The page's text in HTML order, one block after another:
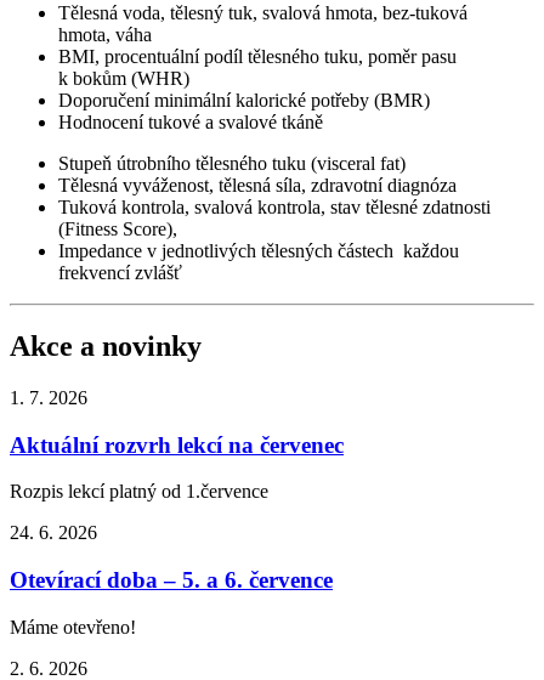
Tělesná voda, tělesný tuk, svalová hmota, bez-tuková
hmota, váha
BMI, procentuální podíl tělesného tuku, poměr pasu
k bokům (WHR)
Doporučení minimální kalorické potřeby (BMR)
Hodnocení tukové a svalové tkáně
Stupeň útrobního tělesného tuku (visceral fat)
Tělesná vyváženost, tělesná síla, zdravotní diagnóza
Tuková kontrola, svalová kontrola, stav tělesné zdatnosti
(Fitness Score),
Impedance v jednotlivých tělesných částech každou
frekvencí zvlášť
Akce a novinky
1. 7. 2026
Aktuální rozvrh lekcí na červenec
Rozpis lekcí platný od 1.července
24. 6. 2026
Otevírací doba – 5. a 6. července
Máme otevřeno!
2. 6. 2026